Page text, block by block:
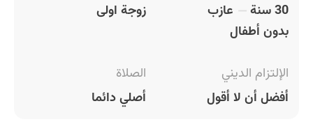
30 سنة
عازب
بدون أطفال
زوجة اولى
الإلتزام الديني
أفضل أن لا أقول
الصلاة
أصلي دائما